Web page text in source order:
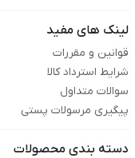
لینک های مفید
قوانین و مقررات
شرایط استرداد کالا
سوالات متداول
پیگیری مرسولات پستی
دسته بندی محصولات